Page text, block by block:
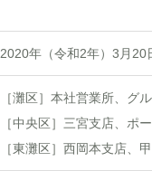
2020年（令和2年）3月
［灘区］本社営業所、グ
［中央区］三宮支店、ポ
［東灘区］西岡本支店、